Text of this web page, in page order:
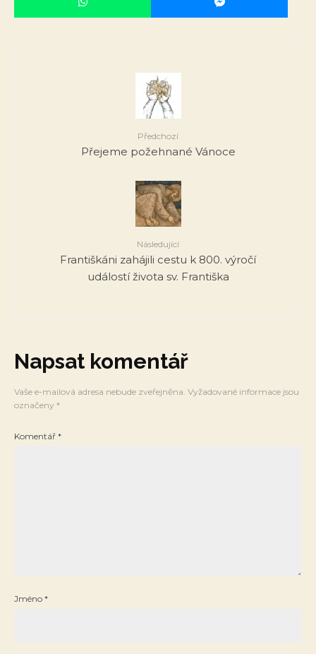
Předchozí
Přejeme požehnané Vánoce
Následující
Františkáni zahájili cestu k 800. výročí
událostí života sv. Františka
Napsat komentář
Vaše e-mailová adresa nebude zveřejněna. Vyžadované informace jsou
označeny *
Komentář *
Jméno *